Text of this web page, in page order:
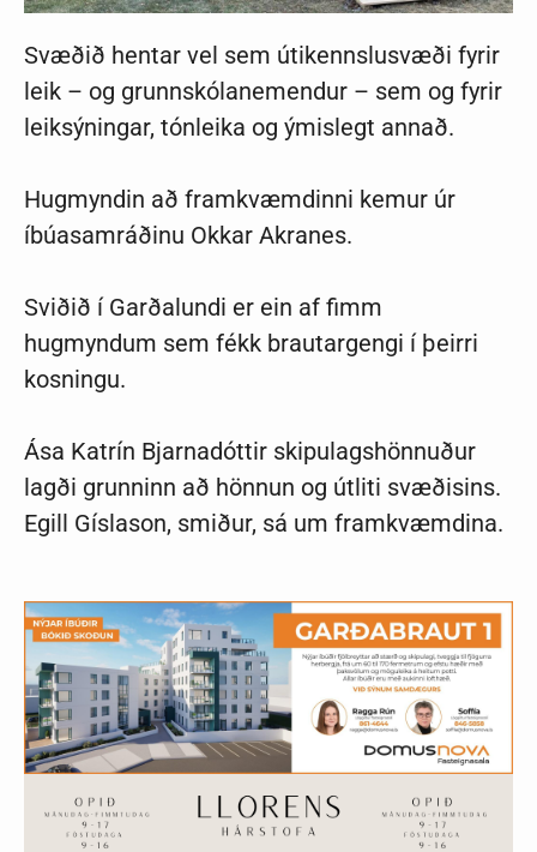
Svæðið hentar vel sem útikennslusvæði fyrir
leik – og grunnskólanemendur – sem og fyrir
leiksýningar, tónleika og ýmislegt annað.
Hugmyndin að framkvæmdinni kemur úr
íbúasamráðinu Okkar Akranes.
Sviðið í Garðalundi er ein af fimm
hugmyndum sem fékk brautargengi í þeirri
kosningu.
Ása Katrín Bjarnadóttir skipulagshönnuður
lagði grunninn að hönnun og útliti svæðisins.
Egill Gíslason, smiður, sá um framkvæmdina.